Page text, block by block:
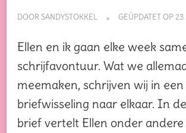
DOORSANDYSTOKKEL GEÜPDATET OP23
Ellen en ik gaan elke week
schrijfavontuur. Wat we
meemaken, schrijven wij in
briefwisseling naar elkaar. In
brief vertelt Ellen onder